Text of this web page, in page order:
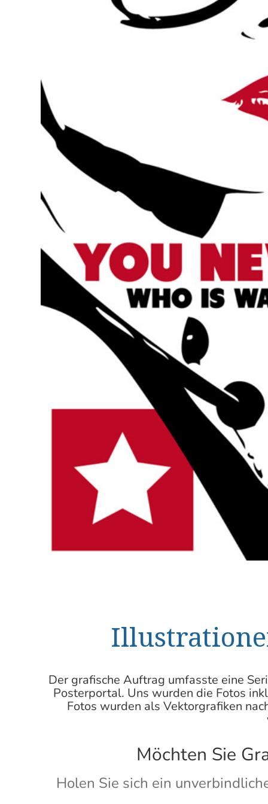
Der grafische Auftrag umfasste eine
Posterportal. Uns wurden die Fotos
Fotos wurden als Vektorgrafiken
Möchten Sie
Holen Sie sich ein